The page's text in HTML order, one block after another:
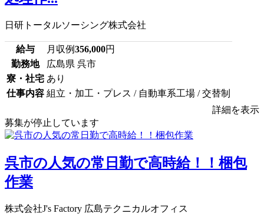
日研トータルソーシング株式会社
給与 月収例356,000円
勤務地
広島県 呉市
寮・社宅 あり
仕事内容 組立・加工・プレス / 自動車系工場 / 交替制
詳細を表示
募集が停止しています
呉市の人気の常日勤で高時給！！梱包
作業
株式会社J's Factory 広島テクニカルオフィス